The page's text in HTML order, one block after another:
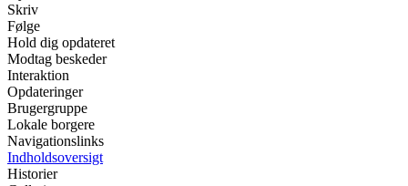
Skriv
Følge
Hold dig opdateret
Modtag beskeder
Interaktion
Opdateringer
Brugergruppe
Lokale borgere
Navigationslinks
Indholdsoversigt
Historier